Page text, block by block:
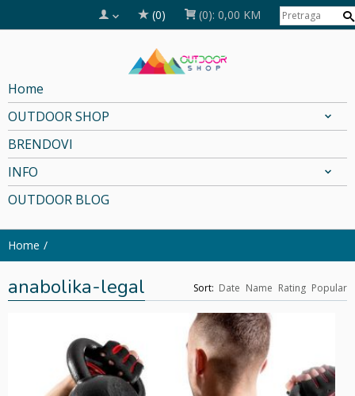
(0) (0): 0,00 KM
Home
OUTDOOR SHOP
BRENDOVI
INFO
OUTDOOR BLOG
Home
anabolika-legal Sort: Date Name Rating Popular